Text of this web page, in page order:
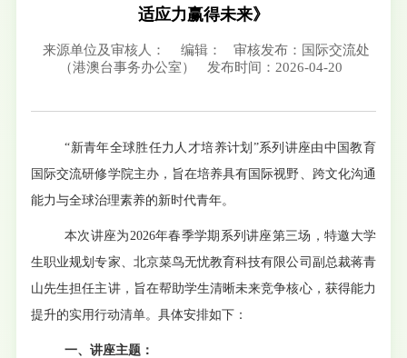
适应力赢得未来》
来源单位及审核人： 编辑：
审核发布：国际交流处
（港澳台事务办公室）
发布时间：2026-04-20
“新青年全球胜任力人才培养计划”系列讲座由中国教育
国际交流研修学院主办，旨在培养具有国际视野、跨文化沟通
能力与全球治理素养的新时代青年。
本次讲座为 2026年春季学期系列讲座第三场，特邀大学
生职业规划专家、北京菜鸟无忧教育科技有限公司副总裁蒋青
山先生担任主讲，旨在帮助学生清晰未来竞争核心，获得能力
提升的实用行动清单。具体安排如下：
一、讲座主题：